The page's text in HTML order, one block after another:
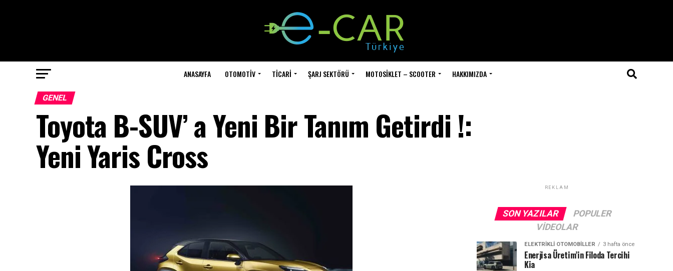
ANASAYFA OTOMOTIV TICARI ŞARJ SEKTÖRÜ MOTOSIKLET – SCOOTER HAKKIMIZDA
GENEL
Toyota B-SUV’ a Yeni Bir Tanım Getirdi !:
Yeni Yaris Cross
REKLAM
SON YAZILAR
POPULER
VIDEOLAR
ELEKTRIKLI OTOMOBILLER 3 hafta önce
Enerjisa Üretim’in Filoda Tercihi
Kia